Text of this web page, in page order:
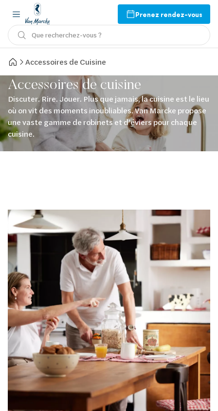
Prenez rendez-vous
Que recherchez-vous ?
Accessoires de Cuisine
Accessoires de cuisine
Discuter. Rire. Jouer. Plus que jamais, la cuisine est le lieu
où on vit des moments inoubliables. Van Marcke propose
une vaste gamme de robinets et d’éviers pour chaque
cuisine.